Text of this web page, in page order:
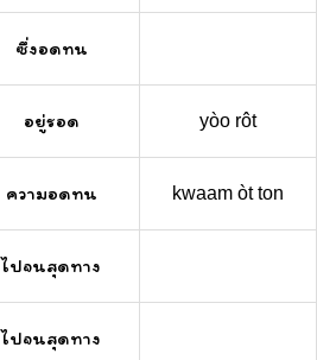
ซึ่งอดทน
อยู่รอด yòo rôt
ความอดทน kwaam òt ton
ไปจนสุดทาง
ไปจนสุดทาง